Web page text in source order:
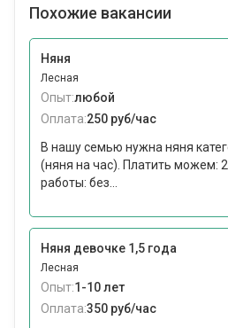
Похожие вакансии
Няня
Лесная
Опыт:любой
Оплата:250 руб/час
В нашу семью нужна няня
(няня на час). Платить можем:
работы: без...
Няня девочке 1,5 года
Лесная
Опыт:1-10 лет
Оплата:350 руб/час